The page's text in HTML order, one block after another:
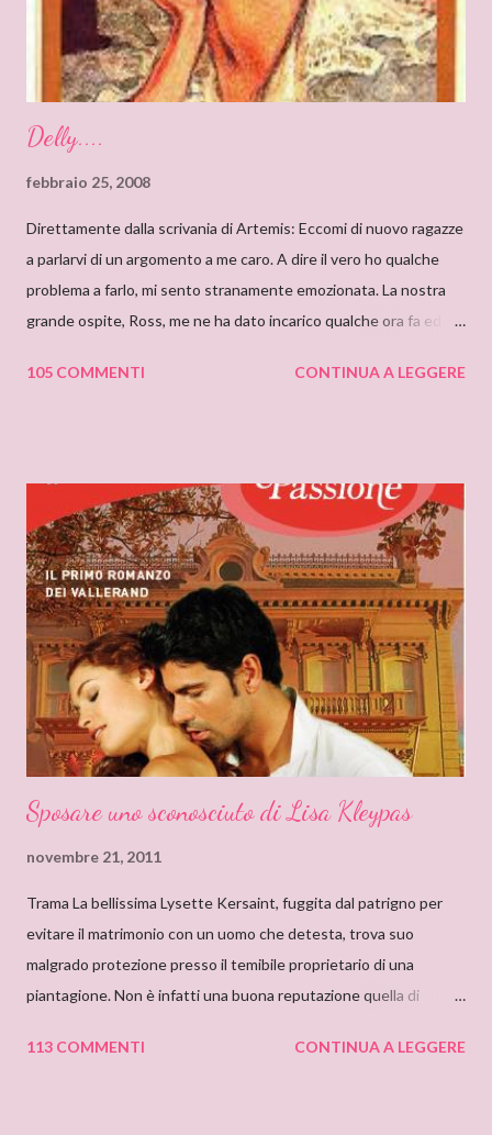
reading “Silent in the Sanctuary”, and I’ve found it very
intriguing, with a ponderous plot and a sug...
Delly....
febbraio 25, 2008
Direttamente dalla scrivania di Artemis: Eccomi di nuovo ragazze
a parlarvi di un argomento a me caro. A dire il vero ho qualche
problema a farlo, mi sento stranamente emozionata. La nostra
grande ospite, Ross, me ne ha dato incarico qualche ora fa ed io,
sensazione non saprei individuarlo, è una sensazione strana e
non erano solo favole per bambini. Quando andavo a trovare mia
zia mi soffermavo davanti ad una libreria che lei teneva nel
soggiorno e lì leggevo i titoli dei libri esposti cercando
l’ispirazione. Fu così che un giorno sfiorai con le dita la costina di
un Delly. Lo presi in prestito e iniziò così la mia conoscenza. Non
so quanto ci misi a leggerlo e non so neanche se il primo mi
piacque. So però che quando leggo il nome Delly, qua...
105 COMMENTI CONTINUA A LEGGERE
Sposare uno sconosciuto di Lisa Kleypas
novembre 21, 2011
Trama La bellissima Lysette Kersaint, fuggita dal patrigno per
evitare il matrimonio con un uomo che detesta, trova suo
malgrado protezione presso il temibile proprietario di una
piantagione. Non è infatti una buona reputazione quella di
collere, e con un misterioso passato. Addirittura si mormora che
113 COMMENTI CONTINUA A LEGGERE